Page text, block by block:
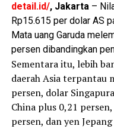
detail.id/, Jakarta–
Rp15.615 per dolar AS
Mata uang Garuda
persen dibandingkan
Sementara itu, lebih
daerah Asia terpantau
persen, dolar
China plus 0,21
persen, dan yen